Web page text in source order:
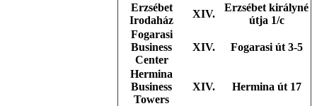
Erzsébet
Irodaház
XIV.
Erzsébet királyné
útja 1/c
Fogarasi
Business
Center
XIV. Fogarasi út 3-5
Hermina
Business
Towers
XIV. Hermina út 17